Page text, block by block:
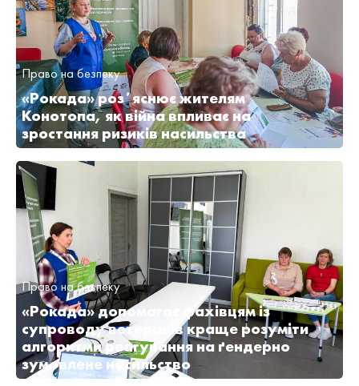
Право на безпеку
«Рокада» розʼяснює жителям
Конотопа, як війна впливає на
зростання ризиків насильства
Право на безпеку
«Рокада» допомагає фахівцям із
супроводу ветеранів краще розуміти
алгоритми реагування на ґендерно
зумовлене насильство